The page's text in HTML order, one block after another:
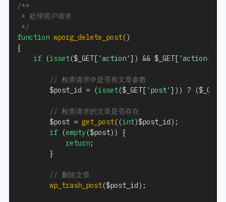
/**
* 处理用户请求
*/
function wporg_delete_post()
{
if (isset($_GET[ 'action'] ) && $_GET[ 'action'
// 检查请求中是否有文章参数
$post_id = (isset($_GET[ 'post'] ) ) ? ($_GET
// 检查请求的文章是否存在
$post = get_post((int)$post_id) ;
if (empty($post) )
{
return;
}
// 删除文章
wp_trash_post($post_id) ;